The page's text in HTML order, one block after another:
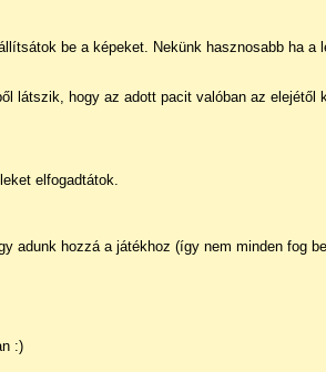
be a képeket. Nekünk hasznosabb ha a
látszik, hogy az adott pacit valóban az elejétől
elfogadtátok.
adunk hozzá a játékhoz (így nem minden fog
:)